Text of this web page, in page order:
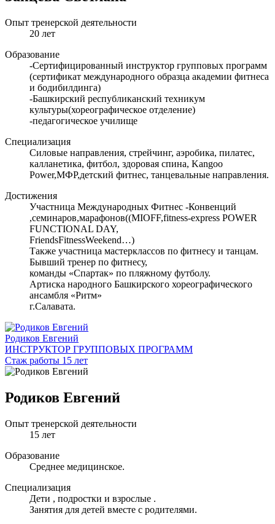
Опыт тренерской деятельности
20 лет
Образование
-Сертифицированный инструктор групповых программ
(сертификат международного образца академии фитнеса
и бодибилдинга)
-Башкирский республиканский техникум
культуры(хореографическое отделение)
-педагогическое училище
Специализация
Силовые направления, стрейчинг, аэробика, пилатес,
калланетика, фитбол, здоровая спина, Kangoo
Power,МФР,детский фитнес, танцевальные направления.
Достижения
Участница Международных Фитнес -Конвенций
,семинаров,марафонов((MIOFF,fitness-express POWER
FUNCTIONAL DAY,
FriendsFitnessWeekend…)
Также участница мастерклассов по фитнесу и танцам.
Бывший тренер по фитнесу,
команды «Спартак» по пляжному футболу.
Артиска народного Башкирского хореографического
ансамбля «Ритм»
г.Салавата.
Родиков Евгений
ИНСТРУКТОР ГРУППОВЫХ ПРОГРАММ
Стаж работы 15 лет
Родиков Евгений
Опыт тренерской деятельности
15 лет
Образование
Среднее медицинское.
Специализация
Дети , подростки и взрослые .
Занятия для детей вместе с родителями.